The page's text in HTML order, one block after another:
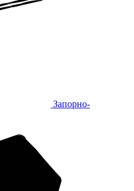
Запорно-